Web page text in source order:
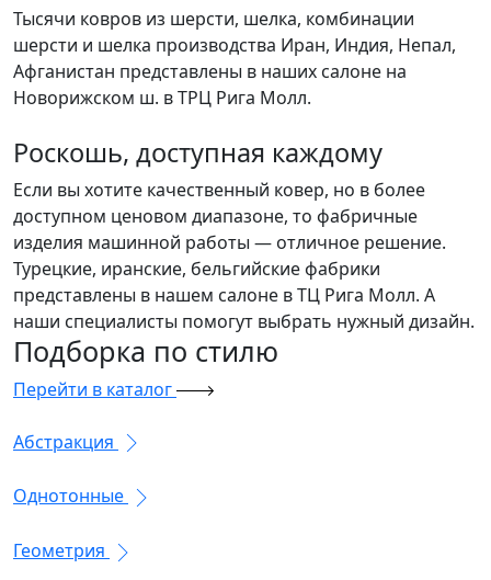
Тысячи ковров из шерсти, шелка, комбинации
шерсти и шелка производства Иран, Индия, Непал,
Афганистан представлены в наших салоне на
Новорижском ш. в ТРЦ Рига Молл.
Роскошь, доступная каждому
Если вы хотите качественный ковер, но в более
доступном ценовом диапазоне, то фабричные
изделия машинной работы — отличное решение.
Турецкие, иранские, бельгийские фабрики
представлены в нашем салоне в ТЦ Рига Молл. А
наши специалисты помогут выбрать нужный дизайн.
Подборка по стилю
Перейти в каталог
Абстракция
Однотонные
Геометрия